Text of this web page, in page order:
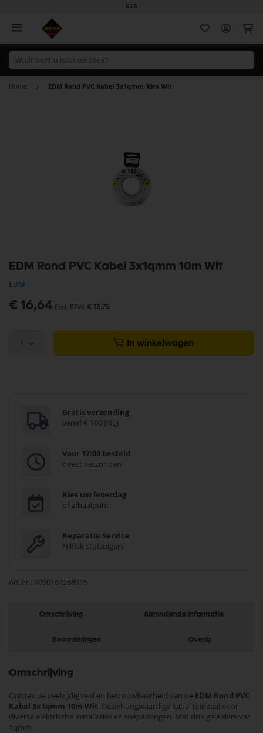
B2B
Home EDM Rond PVC Kabel 3x1qmm 10m Wit
EDM Rond PVC Kabel 3x1qmm 10m Wit
EDM
€ 16,64 € 13,75
1 In winkelwagen
Gratis verzending
vanaf € 100 (NL)
Voor 17:00 besteld
direct verzonden
Kies uw leverdag
of afhaalpunt
Reparatie Service
Nilfisk stofzuigers
Art.nr. 1090167268915
naar
het
begin
van
de
Omschrijving Aanvullende informatie
Beoordelingen Overig
Omschrijving
Ontdek de veelzijdigheid en betrouwbaarheid van de EDM Rond PVC
Kabel 3x1qmm 10m Wit. Deze hoogwaardige kabel is ideaal voor
diverse elektrische installaties en toepassingen. Met drie geleiders van
1qmm.